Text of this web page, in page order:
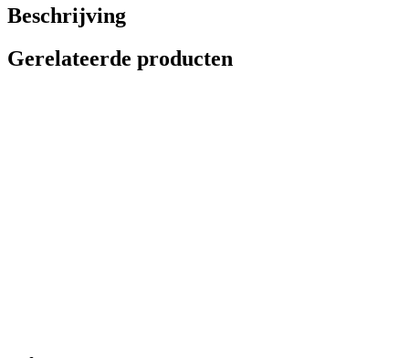
Beschrijving
Gerelateerde producten